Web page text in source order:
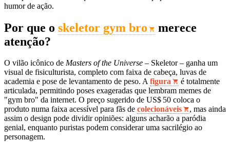
humor de ação.
Por que o skeletor gym bro
merece
atenção?
O vilão icônico de Masters of the Universe – Skeletor – ganha um
visual de fisiculturista, completo com faixa de cabeça, luvas de
academia e pose de levantamento de peso. Afigura
é totalmente
articulada, permitindo poses exageradas que lembram memes de
"gym bro" da internet. O preço sugerido de US$ 50 coloca o
produto numa faixa acessível para fãs de colecionáveis
, mas ainda
assim o design pode dividir opiniões: alguns acharão a paródia
genial, enquanto puristas podem considerar uma sacrilégio ao
personagem.